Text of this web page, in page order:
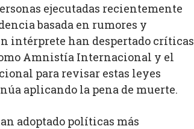
ejecutadas recientemente
basada en rumores y
intérprete han despertado críticas
Amnistía Internacional y el
para revisar estas leyes
aplicando la pena de muerte.
adoptado políticas más